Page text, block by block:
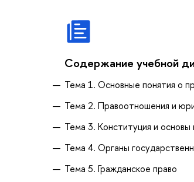
Содержание учебной
Тема 1. Основные понятия о
Тема 2. Правоотношения и
Тема 3. Конституция и основы
Тема 4. Органы
Тема 5. Гражданское право